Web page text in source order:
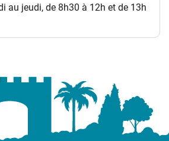
au jeudi, de 8h30 à 12h et de 13h